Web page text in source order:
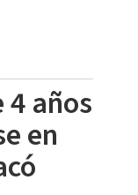
4 años
en